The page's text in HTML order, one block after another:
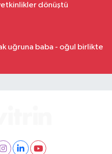
dönüştü
uğruna baba - oğul birlikte